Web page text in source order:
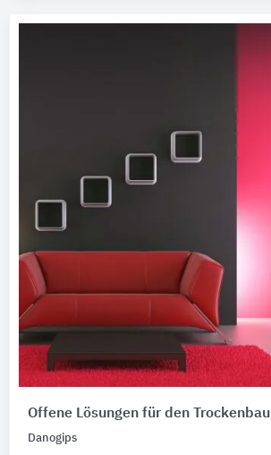
Offene Lösungen für den Trockenbau
Danogips